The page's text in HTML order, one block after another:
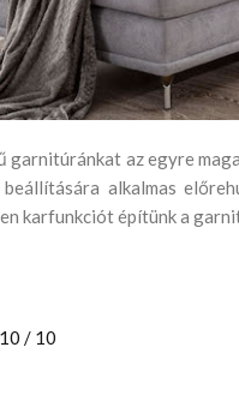
garnitúránkat az egyre
beállítására alkalmas
karfunkciót építünk a
/ 10